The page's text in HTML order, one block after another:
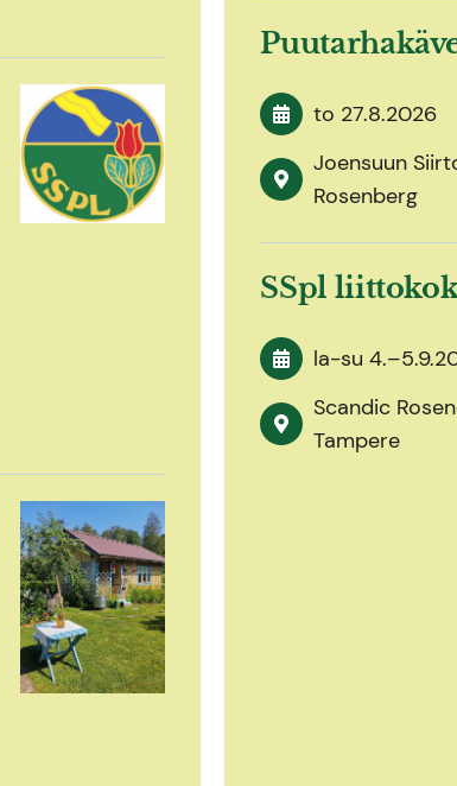
to 27.8.2026
Joensuun
Rosenberg
SSpl
la-su4.–
Scandic
Tampere